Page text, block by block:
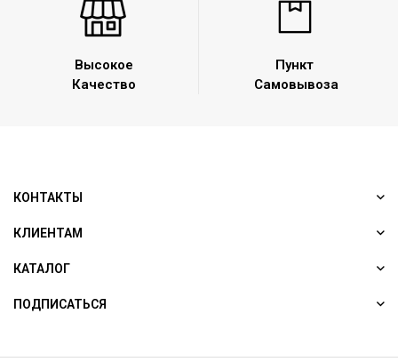
Высокое
Качество
Пункт
Самовывоза
КОНТАКТЫ
КЛИЕНТАМ
КАТАЛОГ
ПОДПИСАТЬСЯ